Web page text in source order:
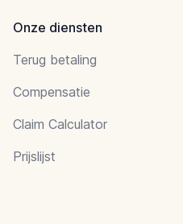
Onze diensten
Terug betaling
Compensatie
Claim Calculator
Prijslijst